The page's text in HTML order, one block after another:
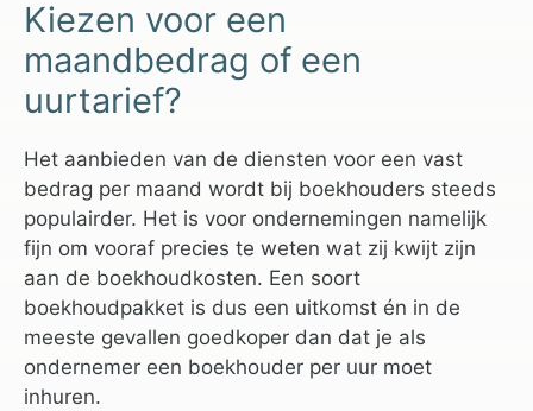
Kiezen voor een
maandbedrag of een
uurtarief?
Het aanbieden van de diensten voor een vast
bedrag per maand wordt bij boekhouders steeds
populairder. Het is voor ondernemingen namelijk
fijn om vooraf precies te weten wat zij kwijt zijn
aan de boekhoudkosten. Een soort
boekhoudpakket is dus een uitkomst én in de
meeste gevallen goedkoper dan dat je als
ondernemer een boekhouder per uur moet
inhuren.